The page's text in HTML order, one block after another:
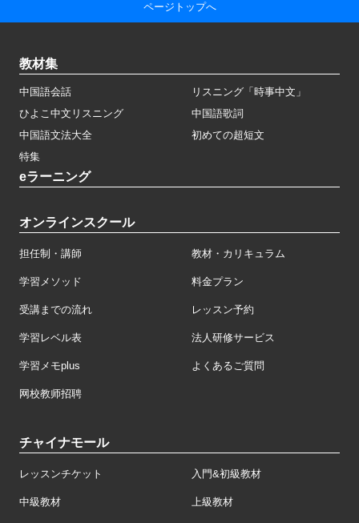
ページトップへ
教材集
中国語会話
リスニング「時事中文」
ひよこ中文リスニング
中国語歌詞
中国語文法大全
初めての超短文
特集
eラーニング
オンラインスクール
担任制・講師 教材・カリキュラム
学習メソッド 料金プラン
受講までの流れ レッスン予約
学習レベル表 法人研修サービス
学習メモplus よくあるご質問
网校教师招聘
チャイナモール
レッスンチケット 入門&初級教材
中級教材 上級教材